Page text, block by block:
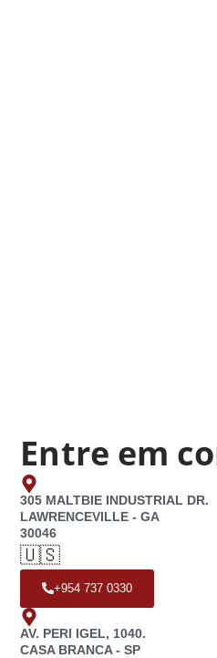
Entre em
305 MALTBIE INDUSTRIAL DR.
LAWRENCEVILLE - GA
30046
🇺🇸
+954 737 0330
AV. PERI IGEL, 1040.
CASA BRANCA - SP